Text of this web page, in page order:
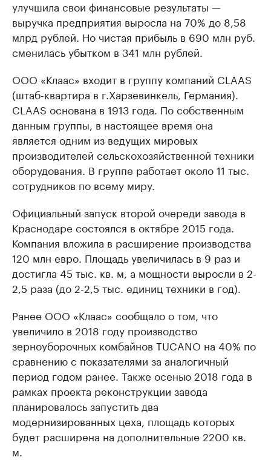
улучшила свои финансовые результаты —
выручка предприятия выросла на 70% до 8,58
млрд рублей. Но чистая прибыль в 690 млн руб.
сменилась убытком в 341 млн рублей.
ООО «Клаас» входит в группу компаний CLAAS
(штаб-квартира в г.Харзевинкель, Германия).
CLAAS основана в 1913 года. По собственным
данным группы, в настоящее время она
является одним из ведущих мировых
производителей сельскохозяйственной техники
оборудования. В группе работает около 11 тыс.
сотрудников по всему миру.
Официальный запуск второй очереди завода в
Краснодаре состоялся в октябре 2015 года.
Компания вложила в расширение производства
120 млн евро. Площадь увеличилась в 9 раз и
достигла 45 тыс. кв. м, а мощности выросли в 2-
2,5 раза (до 2-2,5 тыс. единиц техники в год).
Ранее ООО «Клаас» сообщало о том, что
увеличило в 2018 году производство
зерноуборочных комбайнов TUCANO на 40% по
сравнению с показателями за аналогичный
период годом ранее. Также осенью 2018 года в
рамках проекта реконструкции завода
планировалось запустить два
модернизированных цеха, площадь которых
будет расширена на дополнительные 2200 кв.
м.